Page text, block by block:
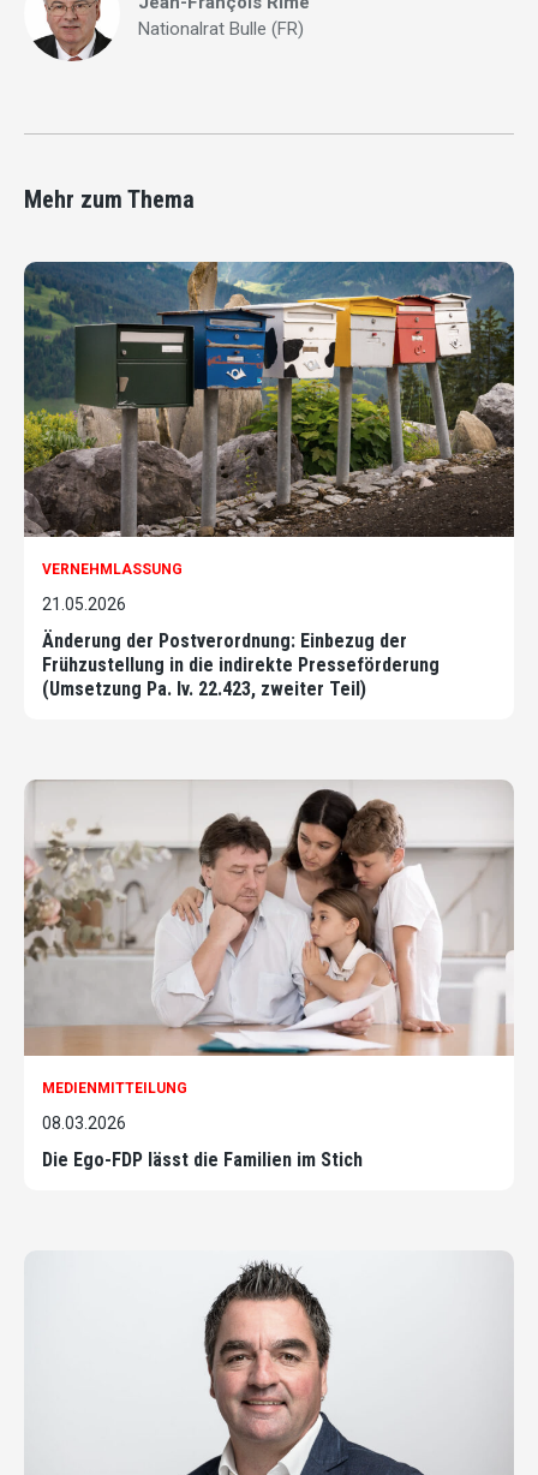
Nationalrat Bulle (FR)
Mehr zum Thema
VERNEHMLASSUNG
21.05.2026
Änderung der Postverordnung: Einbezug der
Frühzustellung in die indirekte Presseförderung
(Umsetzung Pa. Iv. 22.423, zweiter Teil)
MEDIENMITTEILUNG
08.03.2026
Die Ego-FDP lässt die Familien im Stich